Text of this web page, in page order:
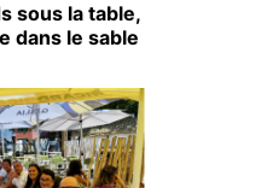
sous la table,
dans le sable